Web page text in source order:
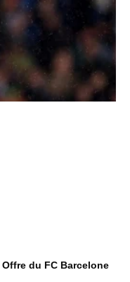
du FC Barcelone